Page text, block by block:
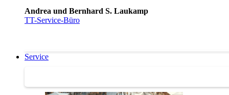
Andrea und Bernhard S. Laukamp
TT-Service-Büro
Service